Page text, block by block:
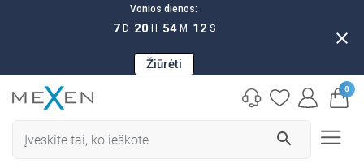
Vonios dienos:
7 D 20 H 54 M 11 S
Žiūrėti
close
search
0